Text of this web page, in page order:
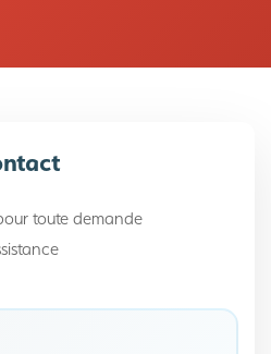
toute demande